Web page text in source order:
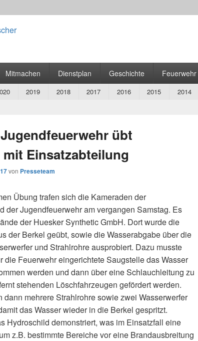
Mitmachen Dienstplan Geschichte Feuerwehr
2019 2018 2017 2016 2015 2014
übt
Einsatzabteilung
von Presseteam
Übung trafen sich die Kameraden der
der Jugendfeuerwehr am vergangen Samstag. Es
der Huesker Synthetic GmbH. Dort wurde die
der Berkel geübt, sowie die Wasserabgabe über die
und Strahlrohre ausprobiert. Dazu musste
die Feuerwehr eingerichtete Saugstelle das Wasser
werden und dann über eine Schlauchleitung zu
stehenden Löschfahrzeugen gefördert werden.
dann mehrere Strahlrohre sowie zwei Wasserwerfer
das Wasser wieder in die Berkel gespritzt.
Hydroschild demonstriert, was im Einsatzfall eine
z.B. bestimmte Bereiche vor eine Brandausbreitung